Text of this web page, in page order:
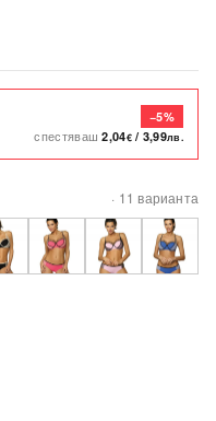
−5%
спестяваш2,04€/ 3,99лв.
· 11 варианта